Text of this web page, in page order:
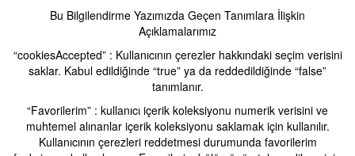
Bu Bilgilendirme Yazımızda Geçen Tanımlara İlişkin
Açıklamalarımız
“cookiesAccepted” : Kullanıcının çerezler hakkındaki seçim verisini
saklar. Kabul edildiğinde “true” ya da reddedildiğinde “false”
tanımlanır.
“Favorilerim” : kullanıcı içerik koleksiyonu numerik verisini ve
muhtemel alınanlar içerik koleksiyonu saklamak için kullanılır.
Kullanıcının çerezleri reddetmesi durumunda favorilerim